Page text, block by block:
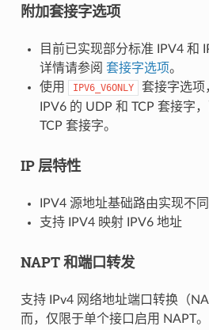
附加套接字选项
目前已实现部分标准 IPV4 和
详情请参阅 套接字选项。
使用
IPV6_V6ONLY
套接字选项
IPV6 的 UDP 和 TCP 套接字
TCP 套接字。
IP 层特性
IPV4 源地址基础路由实现不同
支持 IPV4 映射 IPV6 地址
NAPT 和端口转发
支持 IPv4 网络地址端口转换（
而，仅限于单个接口启用 NAPT。